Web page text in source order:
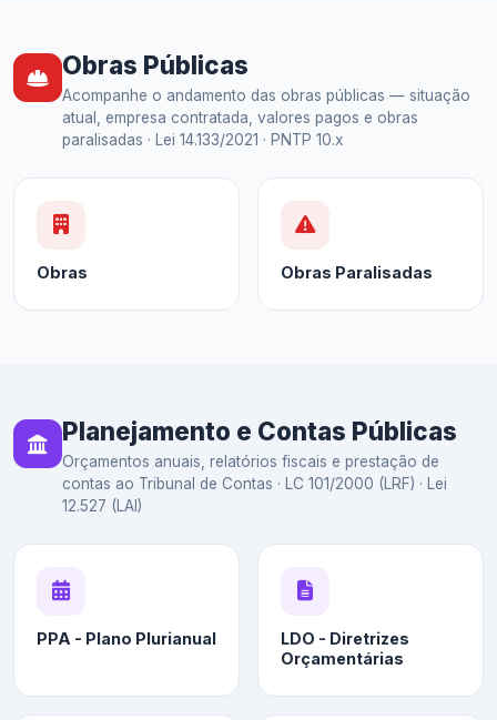
Obras Públicas
Acompanhe o andamento das obras públicas — situação
atual, empresa contratada, valores pagos e obras
paralisadas · Lei 14.133/2021 · PNTP 10.x
Obras Obras Paralisadas
Planejamento e Contas Públicas
Orçamentos anuais, relatórios fiscais e prestação de
contas ao Tribunal de Contas · LC 101/2000 (LRF) · Lei
12.527 (LAI)
PPA - Plano Plurianual
LDO - Diretrizes
Orçamentárias